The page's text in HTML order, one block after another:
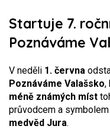
Startuje 7.
Poznáváme
V neděli 1. června
Poznáváme Valašsko,
méně známých míst
průvodcem a
medvěd Jura.